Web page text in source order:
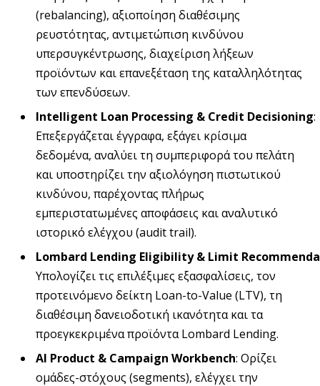
(rebalancing), αξιοποίηση διαθέσιμης
ρευστότητας, αντιμετώπιση κινδύνου
υπερσυγκέντρωσης, διαχείριση λήξεων
προϊόντων και επανεξέταση της καταλληλότητας
των επενδύσεων.
Intelligent Loan Processing & Credit Decisioning:
Επεξεργάζεται έγγραφα, εξάγει κρίσιμα
δεδομένα, αναλύει τη συμπεριφορά του πελάτη
και υποστηρίζει την αξιολόγηση πιστωτικού
κινδύνου, παρέχοντας πλήρως
εμπεριστατωμένες αποφάσεις και αναλυτικό
ιστορικό ελέγχου (audit trail).
Lombard Lending Eligibility& Limit
Υπολογίζει τις επιλέξιμες εξασφαλίσεις, τον
προτεινόμενο δείκτη Loan-to-Value (LTV), τη
διαθέσιμη δανειοδοτική ικανότητα και τα
προεγκεκριμένα προϊόντα Lombard Lending.
AI Product & Campaign Workbench: Ορίζει
ομάδες-στόχους (segments), ελέγχει την